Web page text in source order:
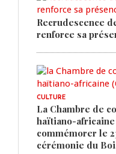
Recrudescence
renforce sa
CULTURE
La Chambre de
haïtiano-
commémorer le
cérémonie du